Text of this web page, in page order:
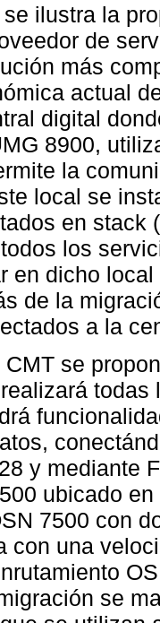
se ilustra la
de
más
actual
digital
8900,
la
local se
en stack
los
en dicho
de la
a la
se
y mediante
ubicado
7500 con
con una
se